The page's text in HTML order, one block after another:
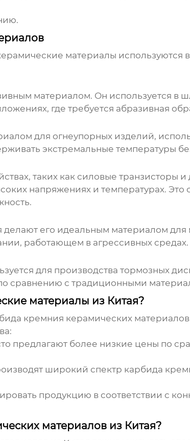
материалы используются
материалом. Он используется в
где требуется абразивная
для огнеупорных изделий,
экстремальные температуры
таких как силовые транзисторы
напряжениях и температурах. Это
делают его идеальным материалом для
работающем в агрессивных средах.
для производства тормозных
сравнению с традиционными
материалы из Китая?
кремния керамических материалов
предлагают более низкие цены по
широкий спектр карбида
продукцию в соответствии с
материалов из Китая?